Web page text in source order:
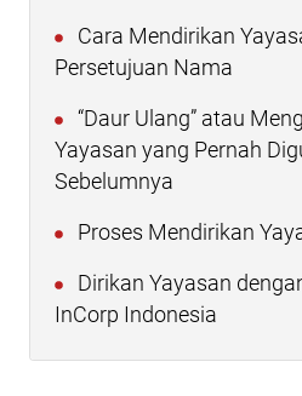
Cara Mendirikan
Persetujuan Nama
“Daur Ulang” atau
Yayasan yang Pernah
Sebelumnya
Proses Mendirikan
Dirikan Yayasan
InCorp Indonesia